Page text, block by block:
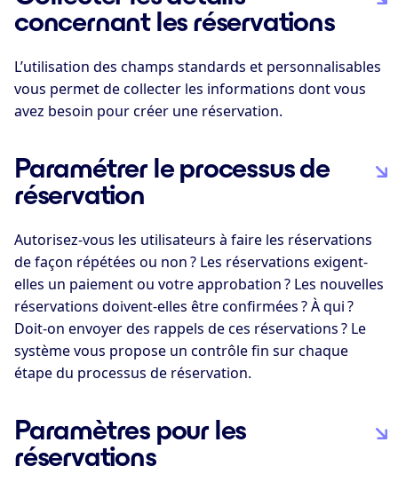
concernant les réservations
L’utilisation des champs standards et personnalisables
vous permet de collecter les informations dont vous
avez besoin pour créer une réservation.
Paramétrer le processus de
réservation
Autorisez-vous les utilisateurs à faire les réservations
de façon répétées ou non ? Les réservations exigent-
elles un paiement ou votre approbation ? Les nouvelles
réservations doivent-elles être confirmées ? À qui ?
Doit-on envoyer des rappels de ces réservations ? Le
système vous propose un contrôle fin sur chaque
étape du processus de réservation.
Paramètres pour les
réservations